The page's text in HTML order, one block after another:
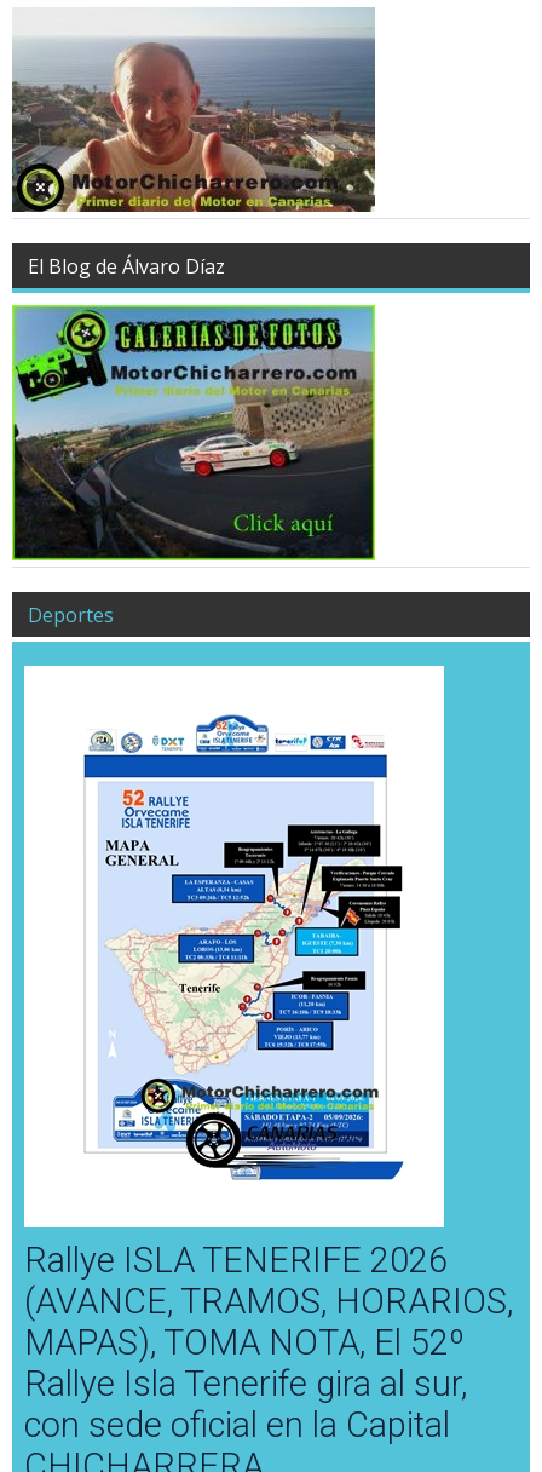
El Blog de Álvaro Díaz
Deportes
Rallye ISLA TENERIFE 2026
(AVANCE, TRAMOS, HORARIOS,
MAPAS), TOMA NOTA, El 52º
Rallye Isla Tenerife gira al sur,
con sede oficial en la Capital